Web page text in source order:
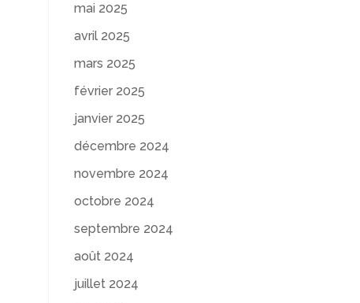
mai 2025
avril 2025
mars 2025
février 2025
janvier 2025
décembre 2024
novembre 2024
octobre 2024
septembre 2024
août 2024
juillet 2024